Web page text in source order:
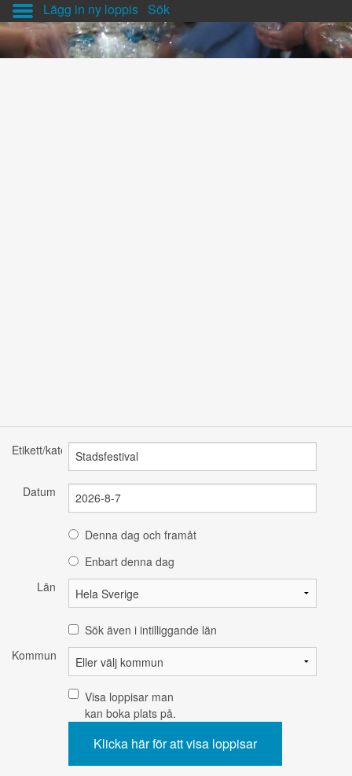
Lägg in ny loppis Sök
Etikett/kategori
Datum
Denna dag och framåt
Enbart denna dag
Län
Sök även i intilliggande län
Kommun
Visa loppisar man
kan boka plats på.